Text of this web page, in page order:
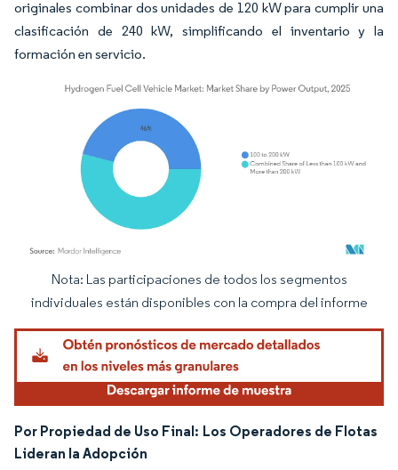
originales combinar dos unidades de 120 kW para cumplir una
clasificación de 240 kW, simplificando el inventario y la
formación en servicio.
Imagen © Mordor Intelligence. El uso requiere atribución según CC BY 4.0.
Nota: Las participaciones de todos los segmentos
individuales están disponibles con la compra del informe
Por Propiedad de Uso Final: Los Operadores de Flotas
Lideran la Adopción